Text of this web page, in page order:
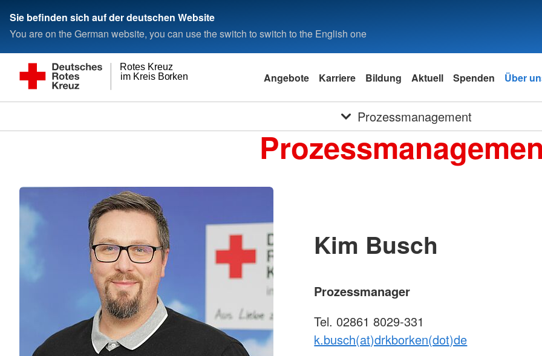
Sie befinden sich auf der deutschen Website
You are on the German website, you can use the switch to switch to the English one
im Kreis Borken
Rotes Kreuz
Angebote Karriere Bildung Aktuell Spenden Über
Prozessmanagement
Kim Busch
Prozessmanager
Tel. 02861 8029-331
k.busch(at)drkborken(dot)de